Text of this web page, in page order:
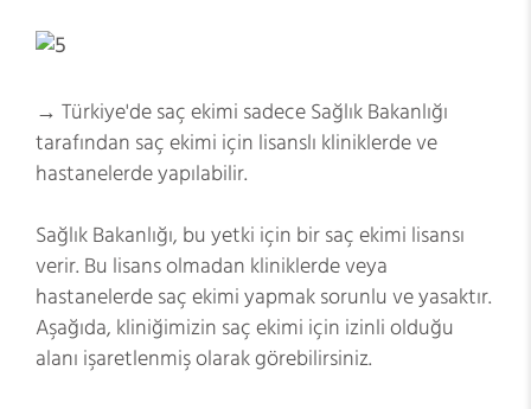
→ Türkiye'de saç ekimi sadece Sağlık Bakanlığı
tarafından saç ekimi için lisanslı kliniklerde ve
hastanelerde yapılabilir.
Sağlık Bakanlığı, bu yetki için bir saç ekimi lisansı
verir. Bu lisans olmadan kliniklerde veya
hastanelerde saç ekimi yapmak sorunlu ve yasaktır.
Aşağıda, kliniğimizin saç ekimi için izinli olduğu
alanı işaretlenmiş olarak görebilirsiniz.